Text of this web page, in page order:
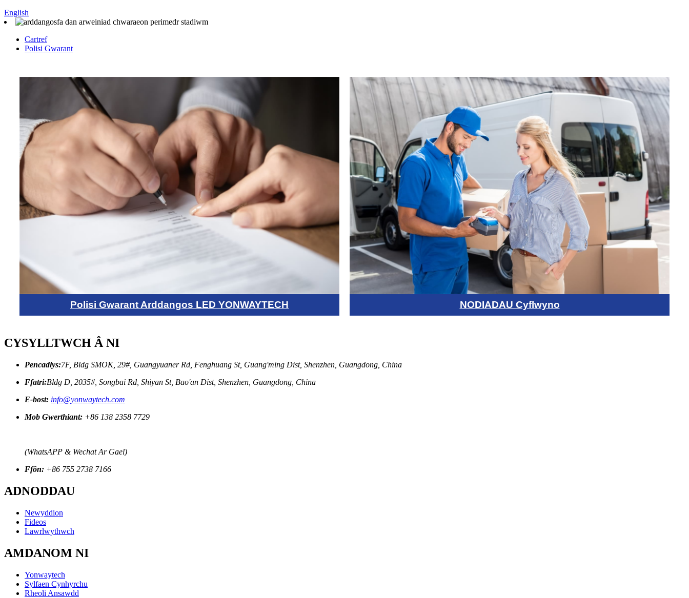
English
Cartref
Polisi Gwarant
Polisi Gwarant Arddangos LED YONWAYTECH NODIADAU Cyflwyno
CYSYLLTWCH Â NI
Pencadlys:7F, Bldg SMOK, 29#, Guangyuaner Rd, Fenghuang St, Guang'ming Dist, Shenzhen, Guangdong, China
Ffatri:Bldg D, 2035#, Songbai Rd, Shiyan St, Bao'an Dist, Shenzhen, Guangdong, China
E-bost: info@yonwaytech.com
Mob Gwerthiant: +86 138 2358 7729
(WhatsAPP & Wechat Ar Gael)
Ffôn: +86 755 2738 7166
ADNODDAU
Newyddion
Fideos
Lawrlwythwch
AMDANOM NI
Yonwaytech
Sylfaen Cynhyrchu
Rheoli Ansawdd